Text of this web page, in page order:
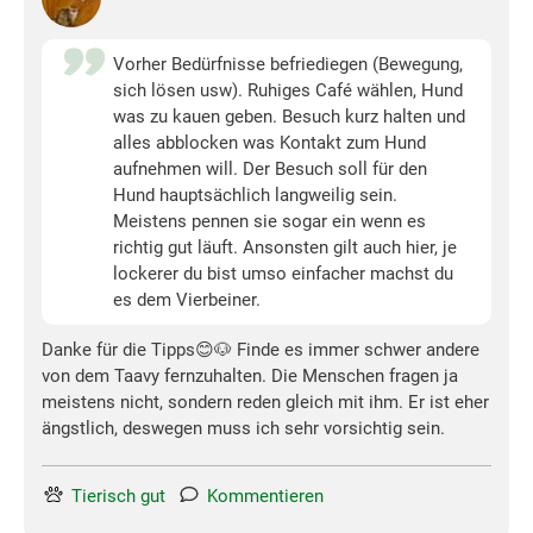
Vorher Bedürfnisse befriediegen (Bewegung,
sich lösen usw). Ruhiges Café wählen, Hund
was zu kauen geben. Besuch kurz halten und
alles abblocken was Kontakt zum Hund
aufnehmen will. Der Besuch soll für den
Hund hauptsächlich langweilig sein.
Meistens pennen sie sogar ein wenn es
richtig gut läuft. Ansonsten gilt auch hier, je
lockerer du bist umso einfacher machst du
es dem Vierbeiner.
Danke für die Tipps😊🐶 Finde es immer schwer andere
von dem Taavy fernzuhalten. Die Menschen fragen ja
meistens nicht, sondern reden gleich mit ihm. Er ist eher
ängstlich, deswegen muss ich sehr vorsichtig sein.
Tierisch gut Kommentieren